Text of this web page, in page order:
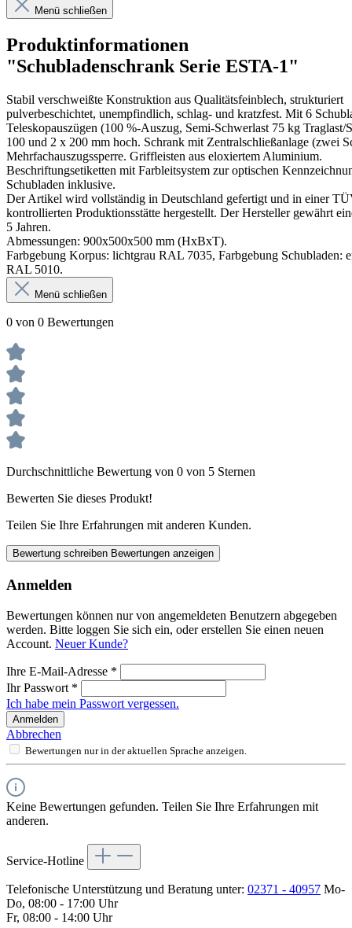
Menü schließen
Produktinformationen
"Schubladenschrank Serie ESTA-1"
Stabil verschweißte Konstruktion aus Qualitätsfeinblech, strukturiert
pulverbeschichtet, unempfindlich, schlag- und kratzfest. Mit 6
Teleskopauszügen (100 %-Auszug, Semi-Schwerlast 75 kg Traglast/
100 und 2 x 200 mm hoch. Schrank mit Zentralschließanlage (zwei
Mehrfachauszugssperre. Griffleisten aus eloxiertem Aluminium.
Beschriftungsetiketten mit Farbleitsystem zur optischen
Schubladen inklusive.
Der Artikel wird vollständig in Deutschland gefertigt und in einer
kontrollierten Produktionsstätte hergestellt. Der Hersteller gewährt
5 Jahren.
Abmessungen: 900x500x500 mm (HxBxT).
Farbgebung Korpus: lichtgrau RAL 7035, Farbgebung Schubladen:
RAL 5010.
Menü schließen
0 von 0 Bewertungen
Durchschnittliche Bewertung von 0 von 5 Sternen
Bewerten Sie dieses Produkt!
Teilen Sie Ihre Erfahrungen mit anderen Kunden.
Bewertung schreiben Bewertungen anzeigen
Anmelden
Bewertungen können nur von angemeldeten Benutzern abgegeben
werden. Bitte loggen Sie sich ein, oder erstellen Sie einen neuen
Account. Neuer Kunde?
Ihre E-Mail-Adresse *
Ihr Passwort *
Ich habe mein Passwort vergessen.
Anmelden
Abbrechen
Bewertungen nur in der aktuellen Sprache anzeigen.
Keine Bewertungen gefunden. Teilen Sie Ihre Erfahrungen mit
anderen.
Service-Hotline
Telefonische Unterstützung und Beratung unter: 02371 - 40957 Mo-
Do, 08:00 - 17:00 Uhr
Fr, 08:00 - 14:00 Uhr